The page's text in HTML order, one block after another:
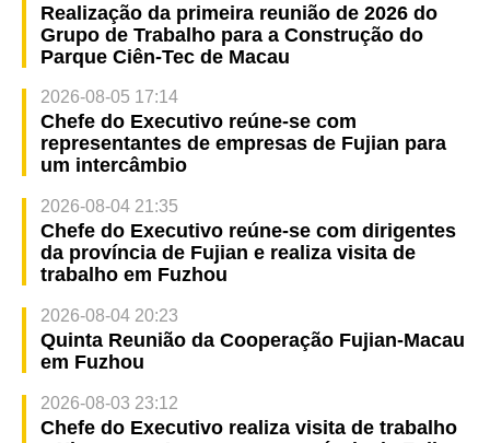
Realização da primeira reunião de 2026 do
Grupo de Trabalho para a Construção do
Parque Ciên-Tec de Macau
2026-08-05 17:14
Chefe do Executivo reúne-se com
representantes de empresas de Fujian para
um intercâmbio
2026-08-04 21:35
Chefe do Executivo reúne-se com dirigentes
da província de Fujian e realiza visita de
trabalho em Fuzhou
2026-08-04 20:23
Quinta Reunião da Cooperação Fujian-Macau
em Fuzhou
2026-08-03 23:12
Chefe do Executivo realiza visita de trabalho